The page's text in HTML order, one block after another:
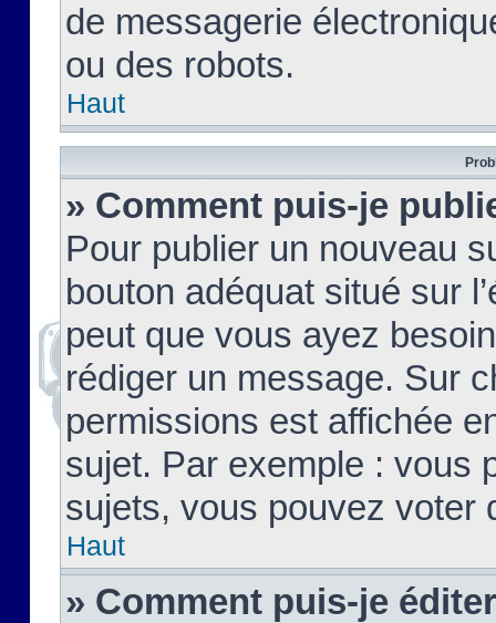
de messagerie
ou des robots.
Haut
» Comment puis-je
Pour publier un nouveau
bouton adéquat situé sur
peut que vous ayez
rédiger un message. Sur
permissions est affichée
sujet. Par exemple : vous
sujets, vous pouvez voter
Haut
» Comment puis-je